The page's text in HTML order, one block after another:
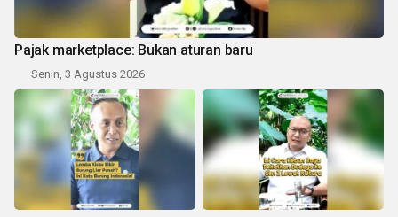
Pajak marketplace: Bukan aturan baru
Senin, 3 Agustus 2026